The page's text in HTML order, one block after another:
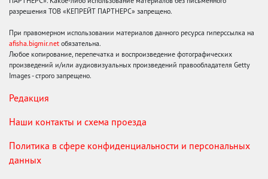
разрешения ТОВ «КЕПРЕЙТ ПАРТНЕРС» запрещено.
При правомерном использовании материалов данного ресурса гиперссылка на
afisha.bigmir.net обязательна.
Любое копирование, перепечатка и воспроизведение фотографических
произведений и/или аудиовизуальных произведений правообладателя Getty
Images - строго запрещено.
Редакция
Наши контакты и схема проезда
Политика в сфере конфиденциальности и персональных
данных